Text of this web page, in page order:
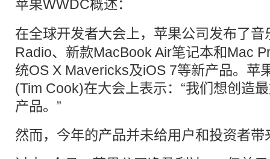
苹果WWDC概述：
在全球开发者大会上， 苹果公司发布了音
Radio、新款MacBook Air笔记本和Mac
统OS X Mavericks及iOS 7等新产品。苹
(Tim Cook)在大会上表示：“我们想创造
产品。”
然而，今年的产品并未给用户和投资者带